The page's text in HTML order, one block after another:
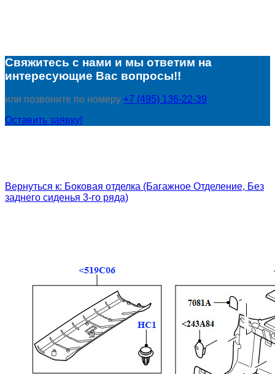
Свяжитесь с нами и мы ответим на
интересующие Вас вопросы!!
или позвоните по номеру +7 (495) 136-22-39
Оставить заявку!
Вернуться к: Боковая отделка (Багажное Отделение, Без
заднего сиденья 3-го ряда)